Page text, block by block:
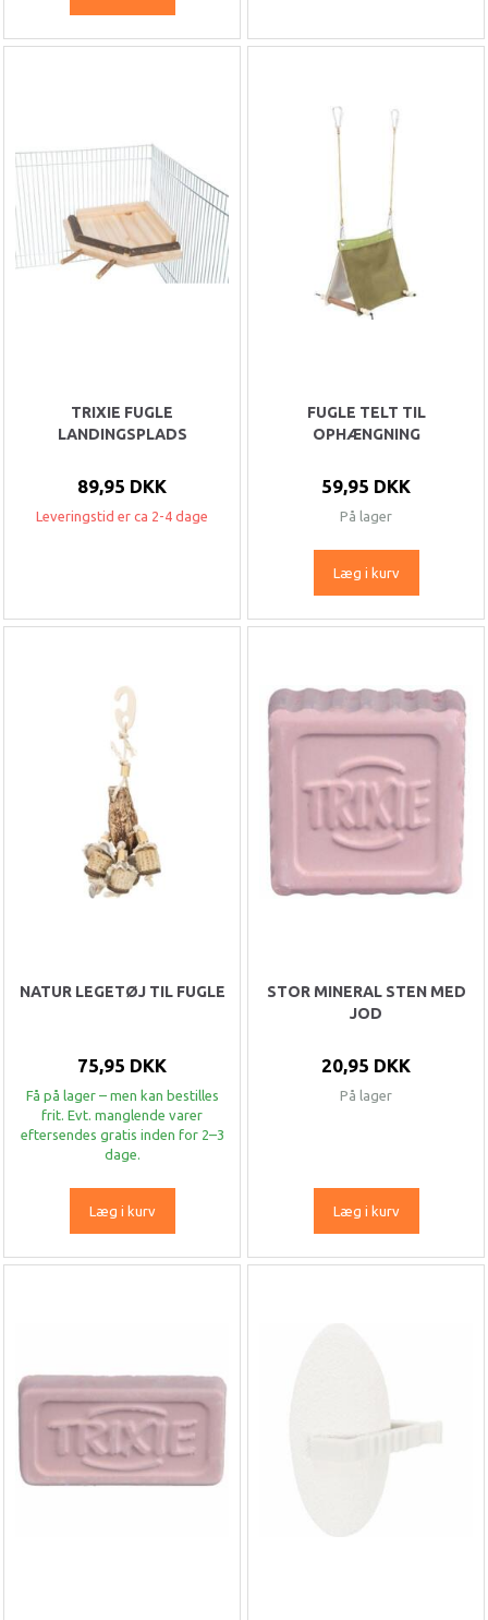
TRIXIE FUGLE
LANDINGSPLADS
89,95 DKK
Leveringstid er ca 2-4 dage
FUGLE TELT TIL
OPHÆNGNING
59,95 DKK
På lager
Læg i kurv
NATUR LEGETØJ TIL FUGLE
75,95 DKK
Få på lager – men kan bestilles
frit. Evt. manglende varer
eftersendes gratis inden for 2–3
dage.
Læg i kurv
STOR MINERAL STEN MED
JOD
20,95 DKK
På lager
Læg i kurv